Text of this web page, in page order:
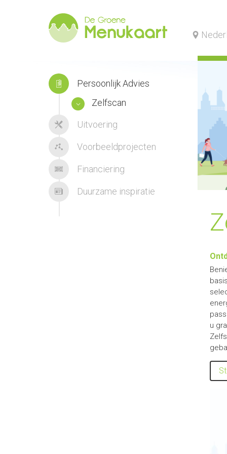
Persoonlijk Advies
Zelfscan
Uitvoering
Voorbeeldprojecten
Financiering
Duurzame inspiratie
u